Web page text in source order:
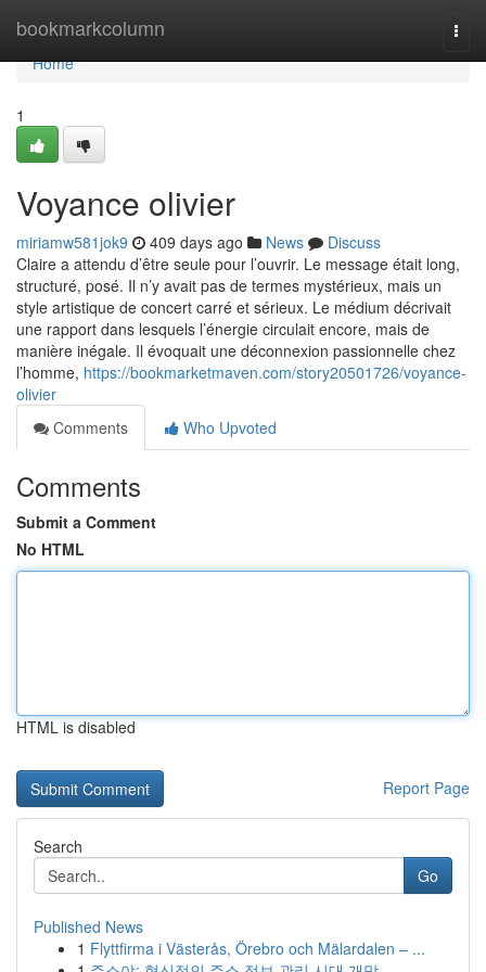
bookmarkcolumn
Home
Home
1
Voyance olivier
miriamw581jok9 409 days ago News
Discuss
Claire a attendu d’être seule pour l’ouvrir. Le message était long,
structuré, posé. Il n’y avait pas de termes mystérieux, mais un
style artistique de concert carré et sérieux. Le médium décrivait
une rapport dans lesquels l’énergie circulait encore, mais de
manière inégale. Il évoquait une déconnexion passionnelle chez
l’homme, https://bookmarketmaven.com/story20501726/voyance-
olivier
Comments
Who Upvoted
Comments
Submit a Comment
No HTML
HTML is disabled
Report Page
Search
Go
Published News
1 Flyttfirma i Västerås, Örebro och Mälardalen – ...